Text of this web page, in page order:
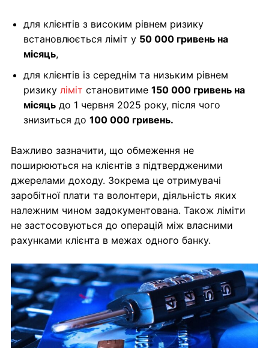
для клієнтів з високим рівнем ризику
встановлюється ліміт у 50 000 гривень на
місяць,
для клієнтів із середнім та низьким рівнем
ризику ліміт становитиме 150 000 гривень на
місяць до 1 червня 2025 року, після чого
знизиться до 100 000 гривень.
Важливо зазначити, що обмеження не
поширюються на клієнтів з підтвердженими
джерелами доходу. Зокрема це отримувачі
заробітної плати та волонтери, діяльність яких
належним чином задокументована. Також ліміти
не застосовуються до операцій між власними
рахунками клієнта в межах одного банку.